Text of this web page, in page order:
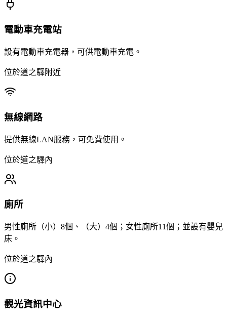
電動車充電站
設有電動車充電器，可供電動車充電。
位於道之驛附近
無線網路
提供無線LAN服務，可免費使用。
位於道之驛內
廁所
男性廁所（小）8個、（大）4個；女性廁所11個；並設有嬰兒
床。
位於道之驛內
觀光資訊中心